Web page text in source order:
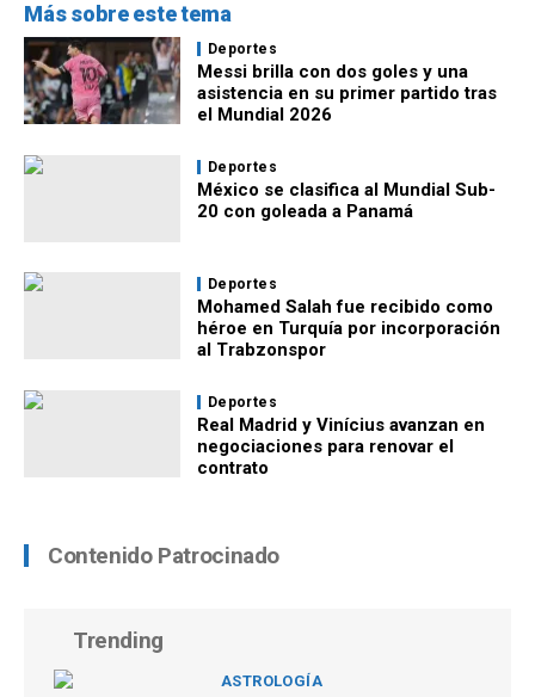
Más sobre este tema
Deportes
Messi brilla con dos goles y una
asistencia en su primer partido tras
el Mundial 2026
Deportes
México se clasifica al Mundial Sub-
20 con goleada a Panamá
Deportes
Mohamed Salah fue recibido como
héroe en Turquía por incorporación
al Trabzonspor
Deportes
Real Madrid y Vinícius avanzan en
negociaciones para renovar el
contrato
Contenido Patrocinado
Trending
ASTROLOGÍA